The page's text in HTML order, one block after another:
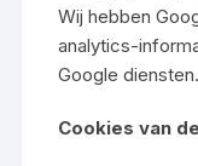
Wij hebben
analytics-
Google diensten.
Cookies van